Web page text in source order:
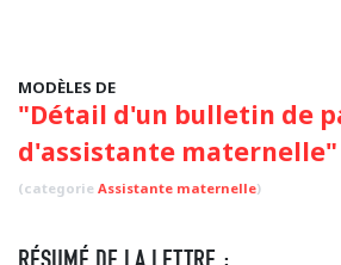
MODÈLES DE
"Détail d'un bulletin de
d'assistante maternelle"
(categorie Assistante maternelle)